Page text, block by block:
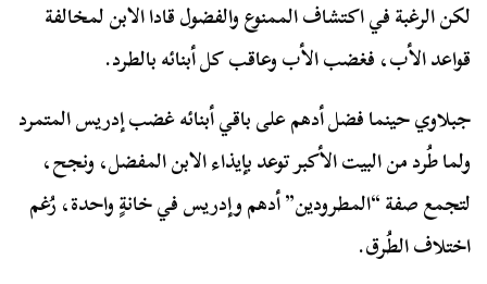
لكن الرغبة في اكتشاف الممنوع والفضول قادا الابن لمخالفة
قواعد الأب، فغضب الأب وعاقب كل أبنائه بالطرد.
جبلاوي حينما فضل أدهم على باقي أبنائه غضب إدريس المتمرد
ولما طُرد من البيت الأكبر توعد بإيذاء الابن المفضل، ونجح،
لتجمع صفة “المطرودين” أدهم وإدريس في خانةٍ واحدة، رُغم
اختلاف الطُرق.